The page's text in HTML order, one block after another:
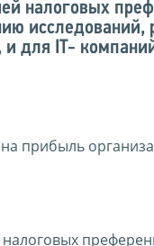
налоговых
и для IT-
прибыль